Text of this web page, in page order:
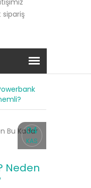
sipariş
04
KAS
Neden